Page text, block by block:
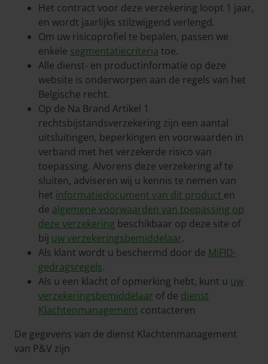
Het contract voor deze verzekering loopt 1 jaar,
en wordt jaarlijks stilzwijgend verlengd.
Om uw risicoprofiel te bepalen, passen we
enkele segmentatiecriteria toe.
Alle dienst- en productinformatie op deze
website is onderworpen aan de regels van het
Belgische recht.
Op de Na Brand Artikel 1
rechtsbijstandsverzekering zijn een aantal
uitsluitingen, beperkingen en voorwaarden in
verband met het verzekerde risico van
toepassing. Alvorens deze verzekering af te
sluiten, adviseren wij u kennis te nemen van
het informatiedocument van dit product en
de algemene voorwaarden van toepassing op
deze verzekering beschikbaar op deze site of
bij uw verzekeringsbemiddelaar.
Als klant wordt u beschermd door de MiFID-
gedragsregels.
Als u een klacht of opmerking hebt, kunt u uw
verzekeringsbemiddelaar of de dienst
Klachtenmanagement contacteren
De gegevens van de dienst Klachtenmanagement
van P&V zijn